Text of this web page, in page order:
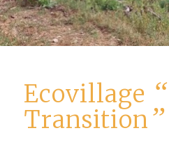
Ecovillage “
Transition”